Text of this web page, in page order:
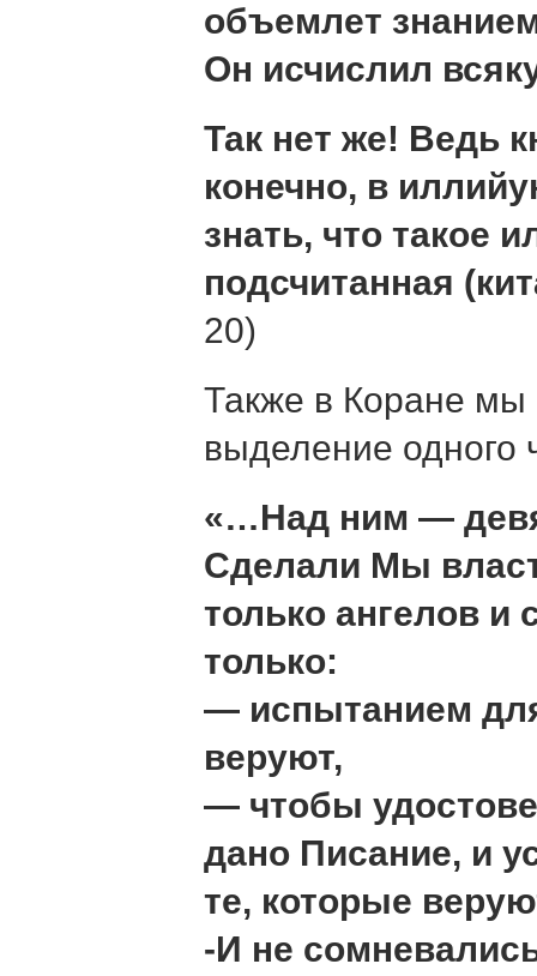
объемлет
Он исчислил
Так нет же! Ведь
конечно, в
знать, что такое
подсчитанная
20)
Также в Коране мы
выделение одного
«…Над ним —
Сделали Мы
только ангелов и
только:
— испытанием
веруют,
— чтобы
дано Писание, и
те, которые
-И не